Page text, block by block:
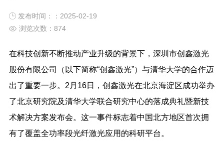
发布时间：：2025-02-19
浏览次数： 874
在科技创新不断推动产业升级的背景下，深圳市创鑫激光
股份有限公司（以下简称“创鑫激光”）与清华大学的合作迈
出了重要一步。2月16日，创鑫激光在北京海淀区成功举办
了北京研究院及清华大学联合研究中心的落成典礼暨新技
术解决方案发布会。这一事件标志着中国北方地区首次拥
有了覆盖全功率段光纤激光应用的科研平台。